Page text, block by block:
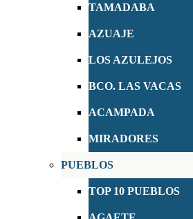
TAMADABA
AZUAJE
LOS AZULEJOS
BCO. LAS VACAS
ACAMPADA
MIRADORES
PUEBLOS
TOP 10 PUEBLOS